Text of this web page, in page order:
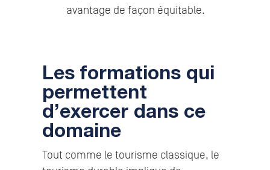
avantage de façon équitable.
Les formations qui
permettent
d’exercer dans ce
domaine
Tout comme le tourisme classique, le